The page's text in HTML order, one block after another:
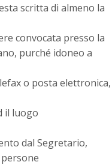
scritta di almeno la
convocata presso la
purché idoneo a
o posta
il luogo
dal Segretario,